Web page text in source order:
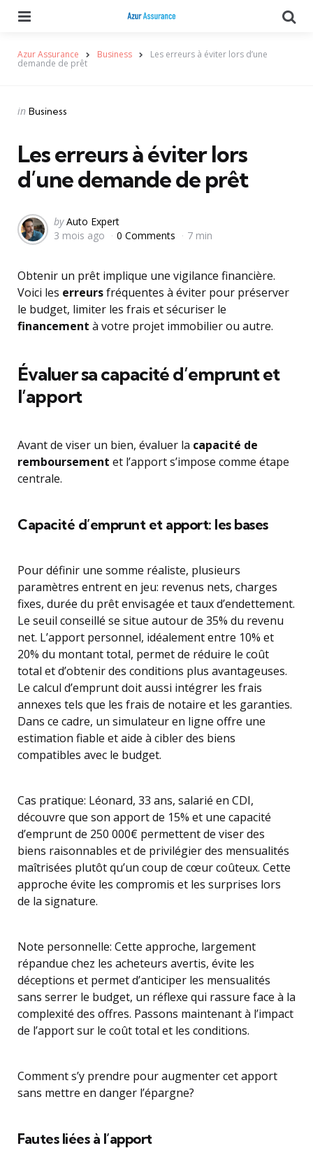
Azur Assurance Business Les erreurs à éviter lors d’une
demande de prêt
Categories
Posted
in Business
Les erreurs à éviter lors
d’une demande de prêt
Posted
by
by Auto Expert
3 mois ago
0 Comments 7 min
Obtenir un prêt implique une vigilance financière.
Voici les erreursfréquentes à éviter pour préserver
le budget, limiter les frais et sécuriser le
financement à votre projet immobilier ou autre.
Évaluer sa capacité d’emprunt et
l’apport
Avant de viser un bien, évaluer la capacité de
remboursement et l’apport s’impose comme étape
centrale.
Capacité d’emprunt et apport: les bases
Pour définir une somme réaliste, plusieurs
paramètres entrent en jeu: revenus nets, charges
fixes, durée du prêt envisagée et taux d’endettement.
Le seuil conseillé se situe autour de 35% du revenu
net. L’apport personnel, idéalement entre 10% et
20% du montant total, permet de réduire le coût
total et d’obtenir des conditions plus avantageuses.
Le calcul d’emprunt doit aussi intégrer les frais
annexes tels que les frais de notaire et les garanties.
Dans ce cadre, un simulateur en ligne offre une
estimation fiable et aide à cibler des biens
compatibles avec le budget.
Cas pratique: Léonard, 33 ans, salarié en CDI,
découvre que son apport de 15% et une capacité
d’emprunt de 250 000€ permettent de viser des
biens raisonnables et de privilégier des mensualités
maîtrisées plutôt qu’un coup de cœur coûteux. Cette
approche évite les compromis et les surprises lors
de la signature.
Note personnelle: Cette approche, largement
répandue chez les acheteurs avertis, évite les
déceptions et permet d’anticiper les mensualités
sans serrer le budget, un réflexe qui rassure face à la
complexité des offres. Passons maintenant à l’impact
de l’apport sur le coût total et les conditions.
Comment s’y prendre pour augmenter cet apport
sans mettre en danger l’épargne?
Fautes liées à l’apport